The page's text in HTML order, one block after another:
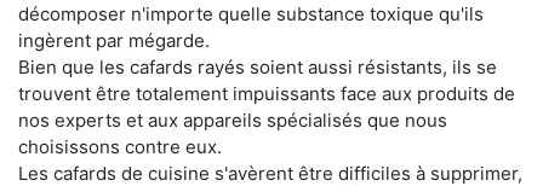
décomposer n'importe quelle substance toxique qu'ils
ingèrent par mégarde.
Bien que les cafards rayés soient aussi résistants, ils se
trouvent être totalement impuissants face aux produits de
nos experts et aux appareils spécialisés que nous
choisissons contre eux.
Les cafards de cuisine s'avèrent être difficiles à supprimer,